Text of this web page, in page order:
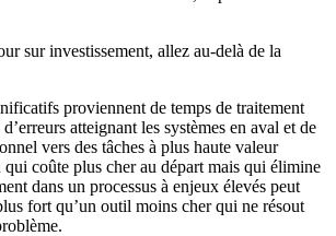
sur investissement, allez au-delà de la
proviennent de temps de traitement
atteignant les systèmes en aval et de
vers des tâches à plus haute valeur
coûte plus cher au départ mais qui élimine
dans un processus à enjeux élevés peut
fort qu’un outil moins cher qui ne résout